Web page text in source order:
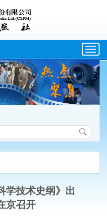
学技术史纲》出
京召开